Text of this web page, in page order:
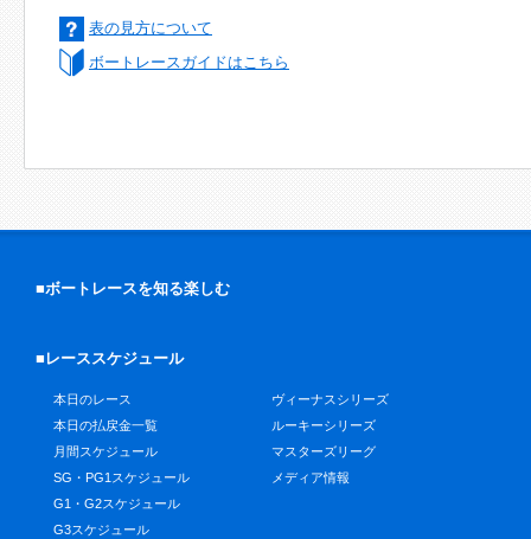
表の見方について
ボートレースガイドはこちら
■ボートレースを知る楽しむ
■レーススケジュール
本日のレース
本日の払戻金一覧
月間スケジュール
SG・PG1スケジュール
G1・G2スケジュール
G3スケジュール
ヴィーナスシリーズ
ルーキーシリーズ
マスターズリーグ
メディア情報